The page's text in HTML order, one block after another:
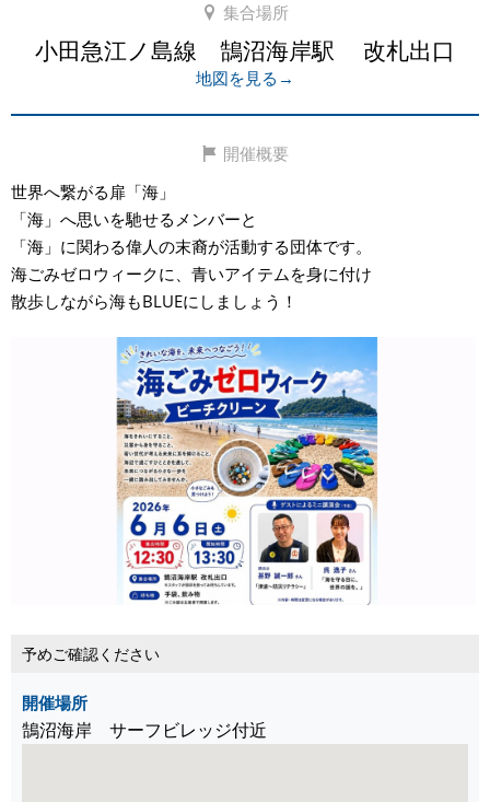
集合場所
小田急江ノ島線 鵠沼海岸駅 改札出口
地図を見る→
開催概要
世界へ繋がる扉「海」
「海」へ思いを馳せるメンバーと
「海」に関わる偉人の末裔が活動する団体です。
海ごみゼロウィークに、青いアイテムを身に付け
散歩しながら海もBLUEにしましょう！
予めご確認ください
開催場所
鵠沼海岸 サーフビレッジ付近